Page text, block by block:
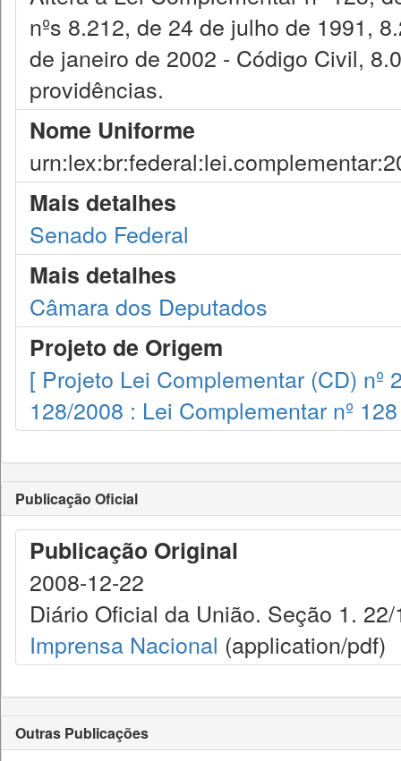
nºs 8.212, de 24 de julho de 1991,
de janeiro de 2002 - Código Civil,
providências.
Nome Uniforme
Mais detalhes
Senado Federal
Mais detalhes
Câmara dos Deputados
Projeto de Origem
[ Projeto Lei Complementar (CD) nº
128/2008 : Lei Complementar nº
Publicação Oficial
Publicação Original
2008-12-22
Diário Oficial da União. Seção 1.
Imprensa Nacional (application/pdf)
Outras Publicações